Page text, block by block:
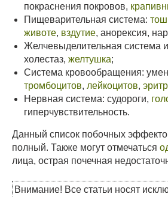
покраснения покровов,
Пищеварительная система:
животе, вздутие, анорексия,
Желчевыделительная система
холестаз, желтушка;
Система кровообращения:
тромбоцитов, лейкоцитов,
Нервная система: судороги,
гиперчувствительность.
Данный список побочных
полный. Также могут отмечаться
лица, острая почечная
Внимание! Все статьи носят